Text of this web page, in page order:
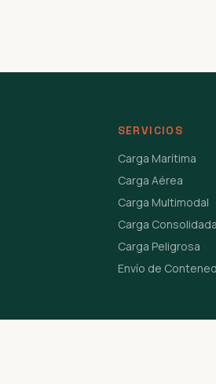
SERVICIOS
Carga Marítima
Carga Aérea
Carga Multimodal
Carga
Carga Peligrosa
Envío de